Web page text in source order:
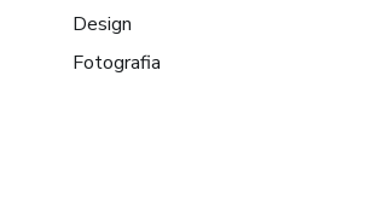
Design
Fotografia